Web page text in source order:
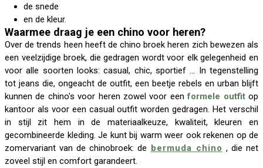
de snede
en de kleur.
Waarmee draag je een chino voor heren?
Over de trends heen heeft de chino broek heren zich bewezen als
een veelzijdige broek, die gedragen wordt voor elk gelegenheid en
voor alle soorten looks: casual, chic, sportief ... In tegenstelling
tot jeans die, ongeacht de outfit, een beetje rebels en urban blijft
kunnen de chino's voor heren zowel voor eenformele outfitop
kantoor als voor een casual outfit worden gedragen. Het verschil
in stijl zit hem in de materiaalkeuze, kwaliteit, kleuren en
gecombineerde kleding. Je kunt bij warm weer ook rekenen op de
zomervariant van de chinobroek: de bermuda chino , die net
zoveel stijl en comfort garandeert.